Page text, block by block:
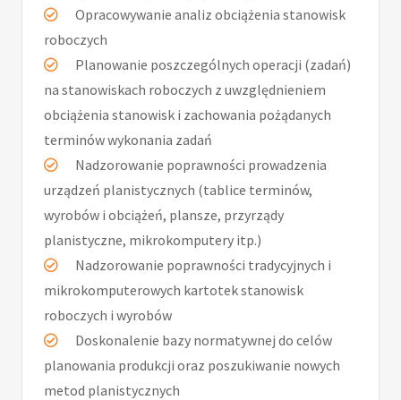
Opracowywanie analiz obciążenia stanowisk
roboczych
Planowanie poszczególnych operacji (zadań)
na stanowiskach roboczych z uwzględnieniem
obciążenia stanowisk i zachowania pożądanych
terminów wykonania zadań
Nadzorowanie poprawności prowadzenia
urządzeń planistycznych (tablice terminów,
wyrobów i obciążeń, plansze, przyrządy
planistyczne, mikrokomputery itp.)
Nadzorowanie poprawności tradycyjnych i
mikrokomputerowych kartotek stanowisk
roboczych i wyrobów
Doskonalenie bazy normatywnej do celów
planowania produkcji oraz poszukiwanie nowych
metod planistycznych